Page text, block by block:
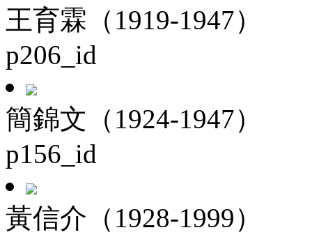
王育霖（1919-1947）
p206_id
簡錦文（1924-1947）
p156_id
黃信介（1928-1999）